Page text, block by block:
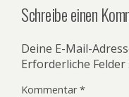
Schreibe einen
Deine E-Mail-
Erforderliche
Kommentar*